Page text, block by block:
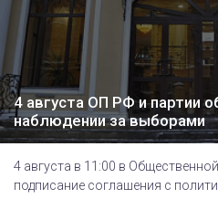
4 августа ОП РФ и партии
наблюдении за выборами
4 августа в 11:00 в
подписание соглашения с